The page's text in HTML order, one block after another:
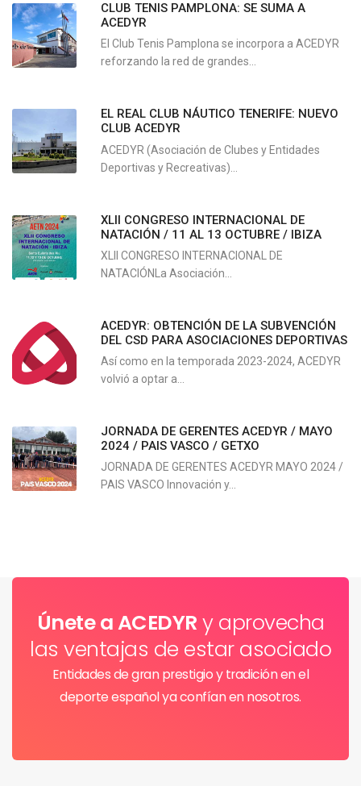
CLUB TENIS PAMPLONA: SE SUMA A
ACEDYR
El Club Tenis Pamplona se incorpora a ACEDYR
reforzando la red de grandes...
EL REAL CLUB NÁUTICO TENERIFE: NUEVO
CLUB ACEDYR
ACEDYR (Asociación de Clubes y Entidades
Deportivas y Recreativas)...
XLII CONGRESO INTERNACIONAL DE
NATACIÓN / 11 AL 13 OCTUBRE / IBIZA
XLII CONGRESO INTERNACIONAL DE
NATACIÓNLa Asociación...
ACEDYR: OBTENCIÓN DE LA SUBVENCIÓN
DEL CSD PARA ASOCIACIONES DEPORTIVAS
Así como en la temporada 2023-2024, ACEDYR
volvió a optar a...
JORNADA DE GERENTES ACEDYR / MAYO
2024 / PAIS VASCO / GETXO
JORNADA DE GERENTES ACEDYR MAYO 2024 /
PAIS VASCO Innovación y...
Únete a ACEDYRy aprovecha
las ventajas de estar asociado
Entidades de gran prestigio y tradición en el
deporte español ya confían en nosotros.